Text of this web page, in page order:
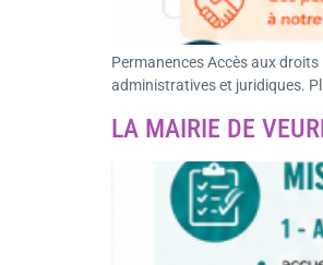
Permanences Accès aux
administratives et juridiques.
LA MAIRIE DE